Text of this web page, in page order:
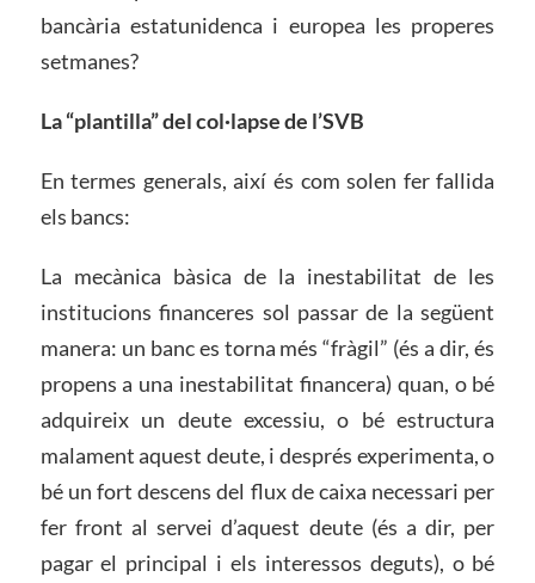
bancària estatunidenca i europea les properes
setmanes?
La “plantilla” del col·lapse de l’SVB
En termes generals, així és com solen fer fallida
els bancs:
La mecànica bàsica de la inestabilitat de les
institucions financeres sol passar de la següent
manera: un banc es torna més “fràgil” (és a dir, és
propens a una inestabilitat financera) quan, o bé
adquireix un deute excessiu, o bé estructura
malament aquest deute, i després experimenta, o
bé un fort descens del flux de caixa necessari per
fer front al servei d’aquest deute (és a dir, per
pagar el principal i els interessos deguts), o bé